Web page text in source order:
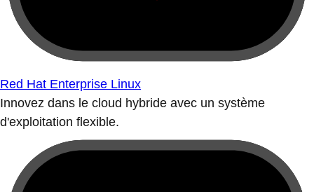
Red Hat Enterprise Linux
Innovez dans le cloud hybride avec un système
d'exploitation flexible.